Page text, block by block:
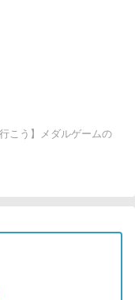
こう】メダルゲームの